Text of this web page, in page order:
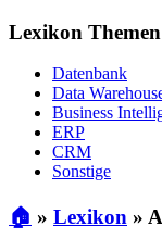
Lexikon Themen
Datenbank
Data
Business
ERP
CRM
Sonstige
🏠 » Lexikon »